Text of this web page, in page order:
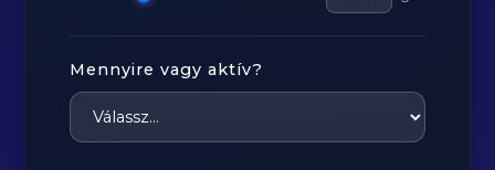
Mennyire vagy aktív?